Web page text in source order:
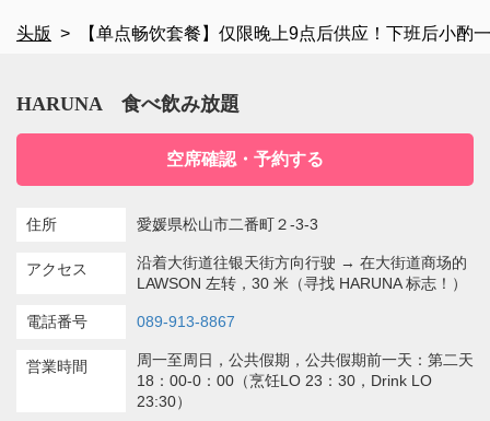
头版 【单点畅饮套餐】仅限晚上9点后供应！下班后小
HARUNA 食べ飲み放題
空席確認・予約する
住所 愛媛県松山市二番町２-3-3
アクセス
沿着大街道往银天街方向行驶 → 在大街道商场的
LAWSON 左转，30 米（寻找 HARUNA 标志！）
電話番号 089-913-8867
営業時間
周一至周日，公共假期，公共假期前一天：第二天
18：00-0：00（烹饪LO 23：30，Drink LO
23:30）